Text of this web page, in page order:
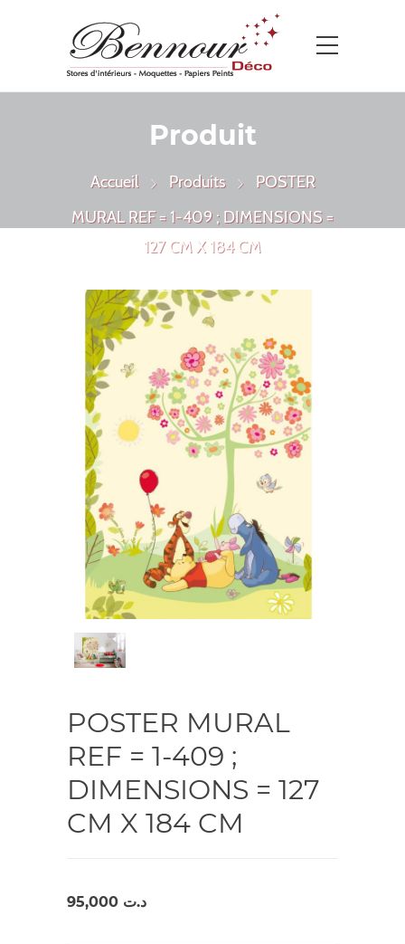
Produit
Accueil Produits
POSTER
MURAL REF = 1-409 ; DIMENSIONS =
127 CM X 184 CM
POSTER MURAL
REF = 1-409 ;
DIMENSIONS = 127
CM X 184 CM
د.ت